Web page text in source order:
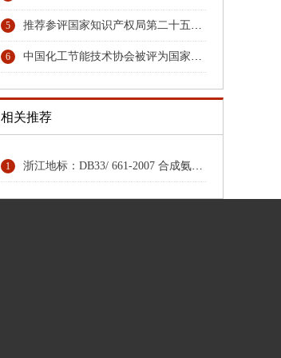
5 推荐参评国家知识产权局第二十五届中国专利奖专利名单的公示
6 中国化工节能技术协会被评为国家4A级社会组织
相关推荐
1 浙江地标：DB33/ 661-2007 合成氨（大型）单位综合能耗限额及计算方法